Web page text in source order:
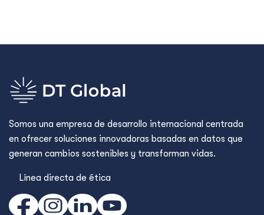
Somos una empresa de desarrollo internacional centrada
en ofrecer soluciones innovadoras basadas en datos que
generan cambios sostenibles y transforman vidas.
Línea directa de ética